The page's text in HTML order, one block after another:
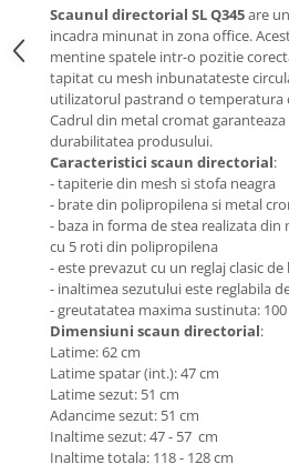
Mese gradinita
Scaune gradinita
Set mese si scaune gradinita
Mobilier copii
Mobila camera copii
Scaune birou pentru copii
Saltele patuturi copii
Paturi copii
Masa si scaune gradinita
Seturi comode living si dormitor
Scaunul directorial SL Q345are
incadra minunat in zona office.
mentine spatele intr-o pozitie
tapitat cu mesh inbunatateste
utilizatorul pastrand o temperatura
Cadrul din metal cromat
durabilitatea produsului.
Caracteristici scaun directorial:
- tapiterie din mesh si stofa neagra
- brate din polipropilena si metal
- baza in forma de stea realizata
cu 5 roti din polipropilena
- este prevazut cu un reglaj clasic
- inaltimea sezutului este reglabila
- greutatatea maxima sustinuta:
Dimensiuni scaun directorial:
Latime: 62 cm
Latime spatar (int.): 47 cm
Latime sezut: 51 cm
Adancime sezut: 51 cm
Inaltime sezut: 47 - 57 cm
Inaltime totala: 118 - 128 cm